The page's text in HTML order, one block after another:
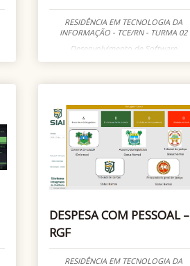
RESIDÊNCIA EM TECNOLOGIA DA
INFORMAÇÃO - TCE/RN - TURMA 02
Desenvolvimento de Software
DESPESA COM PESSOAL –
RGF
RESIDÊNCIA EM TECNOLOGIA DA